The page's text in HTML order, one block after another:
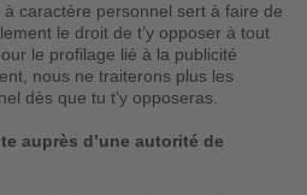
caractère personnel sert à faire de
le droit de t’y opposer à tout
le profilage lié à la publicité
nous ne traiterons plus les
dès que tu t’y opposeras.
auprès d’une autorité de